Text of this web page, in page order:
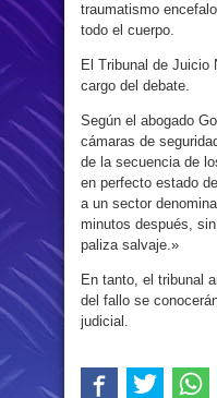
traumatismo
todo el cuerpo.
El Tribunal de Juicio
cargo del debate.
Según el abogado
cámaras de
de la secuencia de
en perfecto estado
a un sector
minutos después,
paliza salvaje.»
En tanto, el tribunal
del fallo se
judicial.